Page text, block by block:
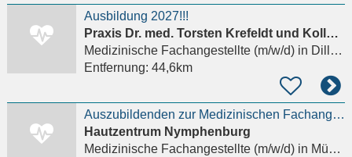
Ausbildung 2027!!!
Praxis Dr. med. Torsten Krefeldt und Kollegen
Medizinische Fachangestellte (m/w/d)in Dillingen an der Donau
Entfernung: 44,6km
Auszubildenden zur Medizinischen Fachangestellten (m/w/d) ab sofort
Hautzentrum Nymphenburg
Medizinische Fachangestellte (m/w/d)in München, Laim